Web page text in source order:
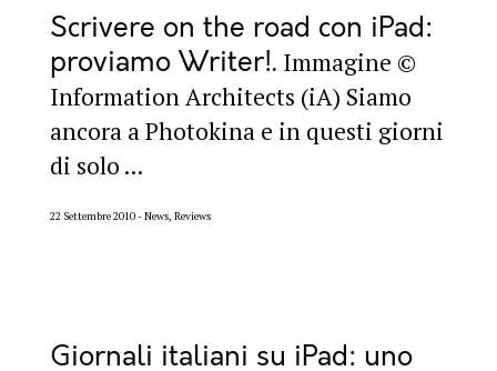
Scrivere on the road con iPad:
proviamo Writer! Immagine ©
Information Architects (iA) Siamo
ancora a Photokina e in questi giorni
di solo ...
22 Settembre 2010 News, Reviews
Giornali italiani su iPad: uno